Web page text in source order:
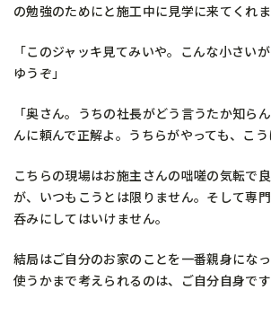
の勉強のためにと施工中に見学に来てくれま
「このジャッキ見てみいや。こんな小さい
ゆうぞ」
「奥さん。うちの社長がどう言うたか知ら
んに頼んで正解よ。うちらがやっても、こう
こちらの現場はお施主さんの咄嗟の気転で
が、いつもこうとは限りません。そして専
呑みにしてはいけません。
結局はご自分のお家のことを一番親身にな
使うかまで考えられるのは、ご自分自身です